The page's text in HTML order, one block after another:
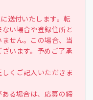
送付いたします。転
い場合や登録住所と
せん。この場合、当
います。予めご了承
くご記入いただきま
る場合は、応募の締